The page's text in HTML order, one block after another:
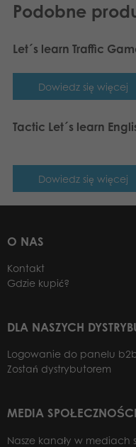
Podobne
Let´s learn Traffic
Dowiedz się więcej
Tactic Let´s learn
Dowiedz się więcej
O NAS
Kontakt
Gdzie kupić?
DLA NASZYCH
Logowanie do panelu
Zostań dystrybutorem
MEDIA
Nasze kanały w mediach